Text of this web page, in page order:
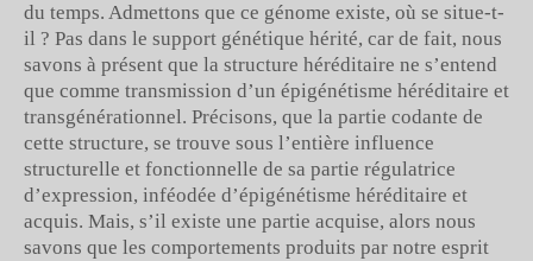
du temps. Admettons que ce génome existe, où se situe-t-
il ? Pas dans le support génétique hérité, car de fait, nous
savons à présent que la structure héréditaire ne s’entend
que comme transmission d’un épigénétisme héréditaire et
transgénérationnel. Précisons, que la partie codante de
cette structure, se trouve sous l’entière influence
structurelle et fonctionnelle de sa partie régulatrice
d’expression, inféodée d’épigénétisme héréditaire et
acquis. Mais, s’il existe une partie acquise, alors nous
savons que les comportements produits par notre esprit